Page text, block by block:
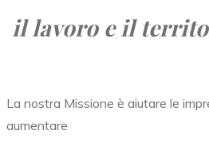
il lavoro eil
La nostra Missione è aiutare le
aumentare